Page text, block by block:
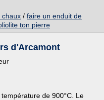
chaux / faire un enduit de
ton pierre
d'Arcamont
de 900°C. Le